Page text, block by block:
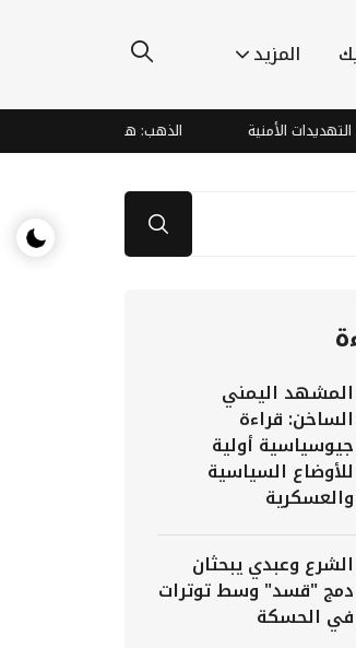
المزيد
الذهب: هندسة "مذبحة الدببة" وصعود
المشهد اليمني
الساخن: قراءة
جيوسياسية أولية
للأوضاع السياسية
والعسكرية
الشرع وعبدي يبحثان
دمج "قسد" وسط توترات
في الحسكة